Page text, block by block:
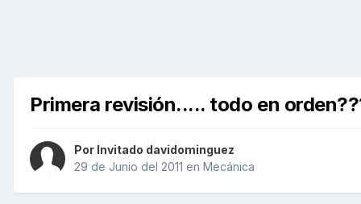
Primera revisión..... todo en
Por Invitado davidominguez
29 de Junio del 2011 en Mecánica